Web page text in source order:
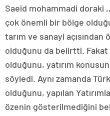
Saeid mohammadi doraki
çok önemli bir bölge
tarım ve sanayi
olduğunu da belirtti. Fakat
olduğunu, yatırım
söyledi. Aynı zamanda
olduğunu, yapılan
özenin gösterilmediğini